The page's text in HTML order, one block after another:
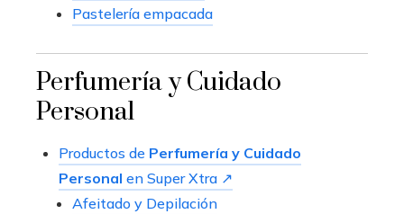
Pastelería empacada
Perfumería y Cuidado
Personal
Productos de Perfumería y Cuidado
Personal en Super Xtra ↗
Afeitado y Depilación